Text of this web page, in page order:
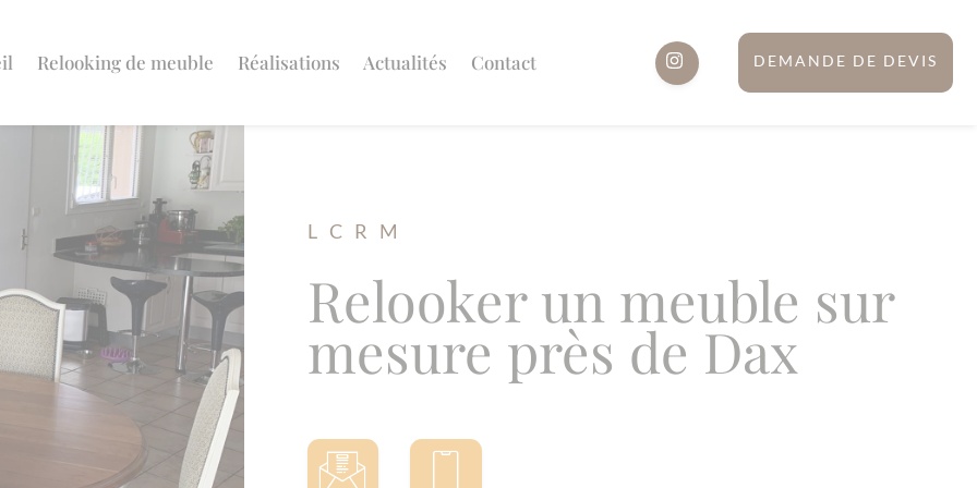
Relooking de meuble Réalisations Actualités Contact DEMANDE DE DEVIS
L C R M
Relooker un meuble sur
mesure près de Dax